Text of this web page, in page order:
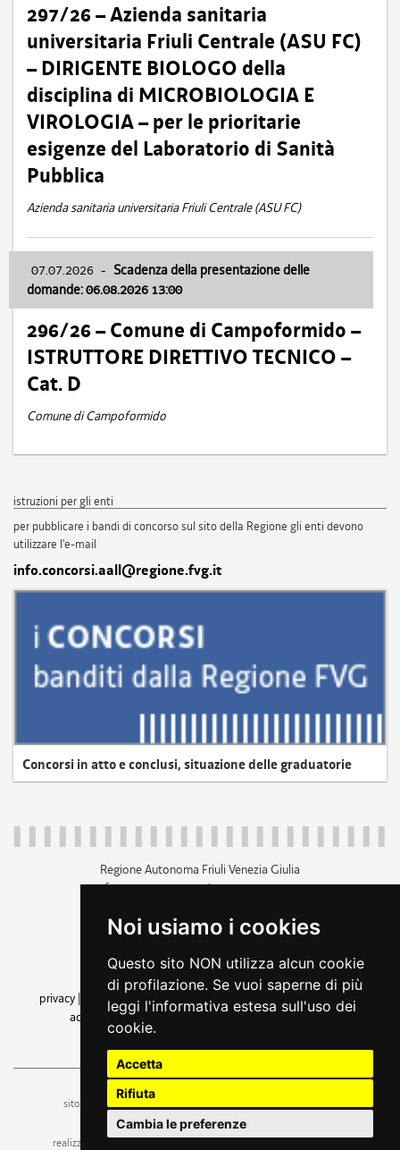
Noi usiamo i cookies
Questo sito NON utilizza alcun cookie
di profilazione. Se vuoi saperne di più
leggi l'informativa estesa sull'uso dei
cookie.
Accetta
Rifiuta
Cambia le preferenze
297/26 – Azienda sanitaria
universitaria Friuli Centrale (ASU FC)
– DIRIGENTE BIOLOGO della
disciplina di MICROBIOLOGIA E
VIROLOGIA – per le prioritarie
esigenze del Laboratorio di Sanità
Pubblica
Azienda sanitaria universitaria Friuli Centrale (ASU FC)
07.07.2026 - Scadenza della presentazione delle
domande: 06.08.2026 13:00
296/26 – Comune di Campoformido –
ISTRUTTORE DIRETTIVO TECNICO –
Cat. D
Comune di Campoformido
istruzioni per gli enti
per pubblicare i bandi di concorso sul sito della Regione gli enti devono
utilizzare l'e-mail
info.concorsi.aall@regione.fvg.it
Concorsi in atto e conclusi, situazione delle graduatorie
Regione Autonoma Friuli Venezia Giulia
c.f. 80014930327; p.iva 00526040324
+39 040 3771111
amministrazione trasparente
privacy
cookie |note legali accessibilità
dichiarazione di
accessibilità| feedback
cambio preferenze cookie
sito a cura dell'ufficio stampa e comunicazione
realizzazione